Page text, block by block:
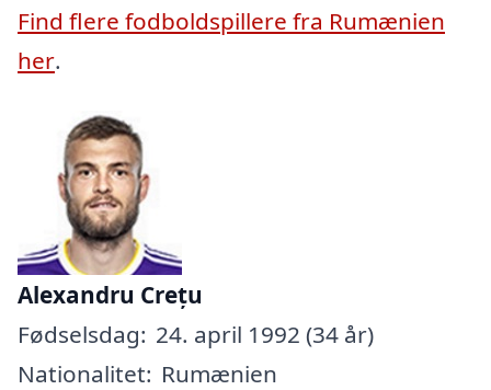
Find flere fodboldspillere fra Rumænien
her.
Alexandru Crețu
Fødselsdag: 24. april 1992 (34 år)
Nationalitet: Rumænien